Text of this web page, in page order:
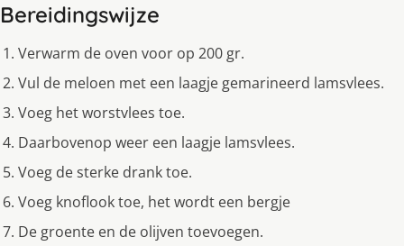
Bereidingswijze
Verwarm de oven voor op 200 gr.
Vul de meloen met een laagje gemarineerd lamsvlees.
Voeg het worstvlees toe.
Daarbovenop weer een laagje lamsvlees.
Voeg de sterke drank toe.
Voeg knoflook toe, het wordt een bergje
De groente en de olijven toevoegen.